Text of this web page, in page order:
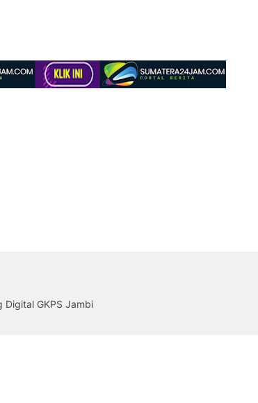
Digital GKPS Jambi